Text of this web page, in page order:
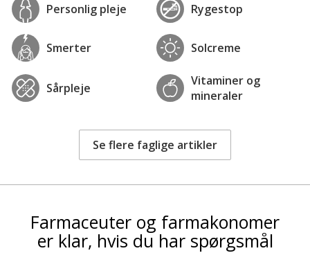
Personlig pleje Rygestop
Smerter Solcreme
Sårpleje
Vitaminer og
mineraler
Se flere faglige artikler
Farmaceuter og farmakonomer
er klar, hvis du har spørgsmål